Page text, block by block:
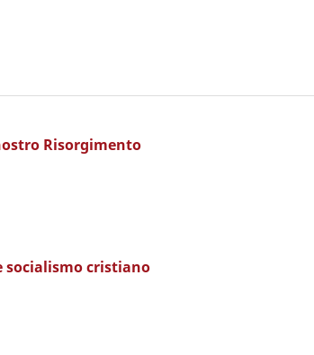
Risorgimento
socialismo cristiano